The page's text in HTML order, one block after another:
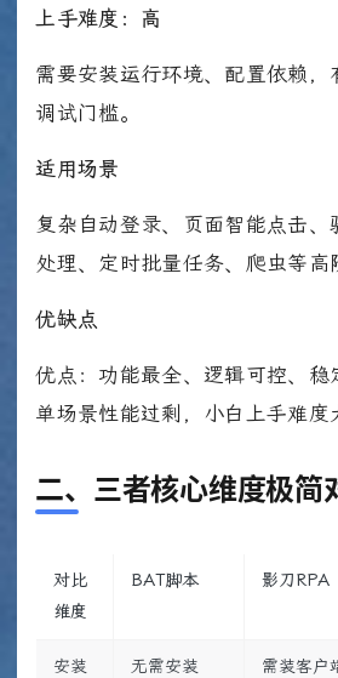
上手难度：高
需要安装运行环境、配置依赖，
调试门槛。
适用场景
复杂自动登录、页面智能点击、
处理、定时批量任务、爬虫等高
优缺点
优点：功能最全、逻辑可控、稳
单场景性能过剩，小白上手难度
二、三者核心维度极简
对比
维度
BAT脚本 影刀RPA
安装
无需安装 需装客户